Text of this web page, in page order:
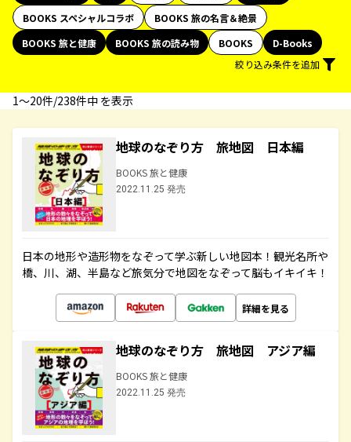
BOOKS スペシャルコラボ
BOOKS 旅の名言＆絶景
BOOKS 旅と健康
BOOKS 旅の読み物 BOOKS
D-Books
絞り込み条件を追加
1〜20件/238件中 を表示
地球のなぞり方 旅地図 日本編
BOOKS 旅と健康
2022.11.25 発売
日本の地形や造形物をなぞって学ぶ新しい地図本！観光名所や
橋、川、湖、半島など旅気分で地図をなぞって脳もイキイキ！
詳細を見る
地球のなぞり方 旅地図 アジア編
BOOKS 旅と健康
2022.11.25 発売